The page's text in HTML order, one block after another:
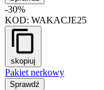
-30%
KOD: WAKACJE25
skopiuj
Pakiet nerkowy
Sprawdź